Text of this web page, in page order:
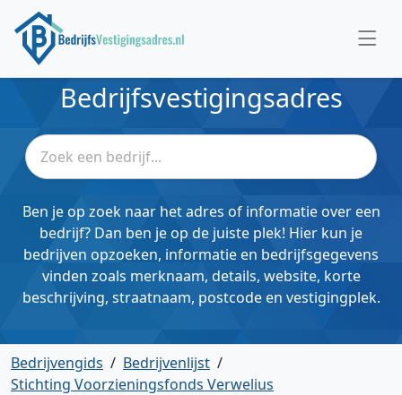
Bedrijfsvestigingsadres
Ben je op zoek naar het adres of informatie over een
bedrijf? Dan ben je op de juiste plek! Hier kun je
bedrijven opzoeken, informatie en bedrijfsgegevens
vinden zoals merknaam, details, website, korte
beschrijving, straatnaam, postcode en vestigingplek.
Bedrijvengids / Bedrijvenlijst /
Stichting Voorzieningsfonds Verwelius